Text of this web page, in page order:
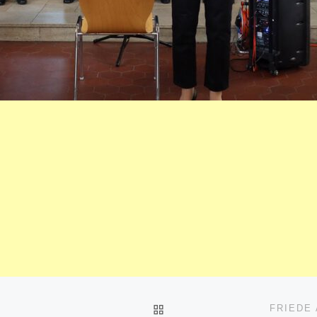
ZURÜCK ZUR FRIEDE